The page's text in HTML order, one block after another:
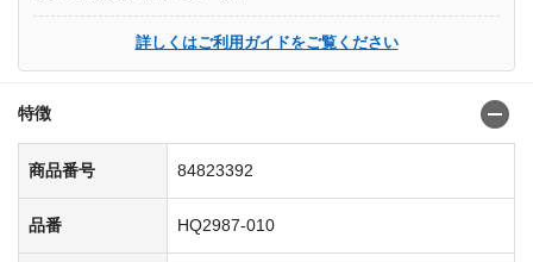
詳しくはご利用ガイドをご覧ください
特徴
商品番号 84823392
品番 HQ2987-010